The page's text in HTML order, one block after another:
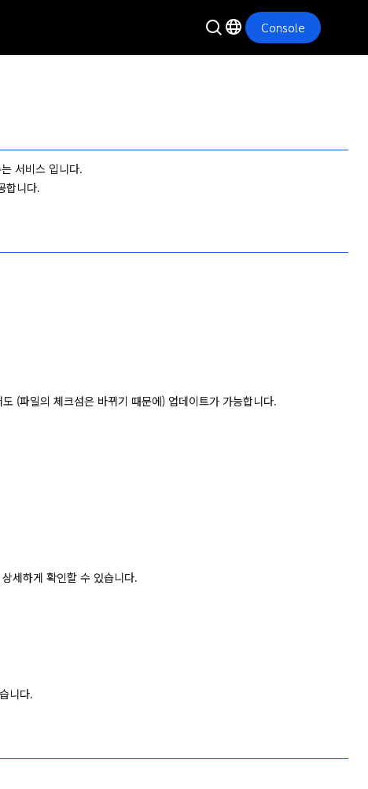
Console
서비스 입니다.
합니다.
(파일의 체크섬은 바뀌기 때문에) 업데이트가 가능합니다.
세하게 확인할 수 있습니다.
니다.